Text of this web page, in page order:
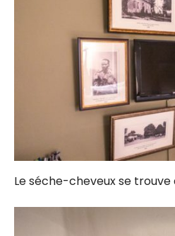
Le séche-cheveux se trouve